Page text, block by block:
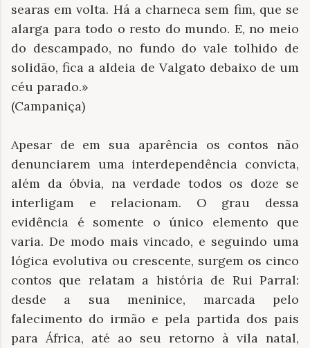
searas em volta. Há a charneca sem fim, que se
alarga para todo o resto do mundo. E, no meio
do descampado, no fundo do vale tolhido de
solidão, fica a aldeia de Valgato debaixo de um
céu parado.»
(Campaniça)
Apesar de em sua aparência os contos não
denunciarem uma interdependência convicta,
além da óbvia, na verdade todos os doze se
interligam e relacionam. O grau dessa
evidência é somente o único elemento que
varia. De modo mais vincado, e seguindo uma
lógica evolutiva ou crescente, surgem os cinco
contos que relatam a história de Rui Parral:
desde a sua meninice, marcada pelo
falecimento do irmão e pela partida dos pais
para África, até ao seu retorno à vila natal,